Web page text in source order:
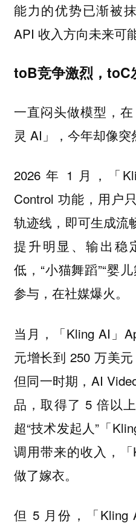
能力的优势已渐被
API 收入方向未来可
toB竞争激烈，toC
一直闷头做模型，
灵 AI」，今年却像突
2026 年 1 月，「
Control 功能，用户
轨迹线，即可生成流
提升明显、输出稳
低，“小猫舞蹈”“婴
参与，在社媒爆火。
当月，「Kling AI」
元增长到 250 万美元
但同一时期，AI
品，取得了 5 倍以
超“技术发起人”「
调用带来的收入，
做了嫁衣。
但 5 月份，「Kling